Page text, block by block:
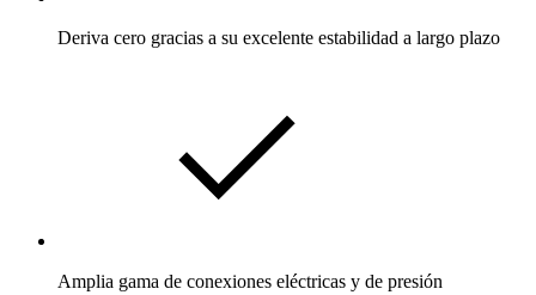
Deriva cero gracias a su excelente estabilidad a largo plazo
Amplia gama de conexiones eléctricas y de presión